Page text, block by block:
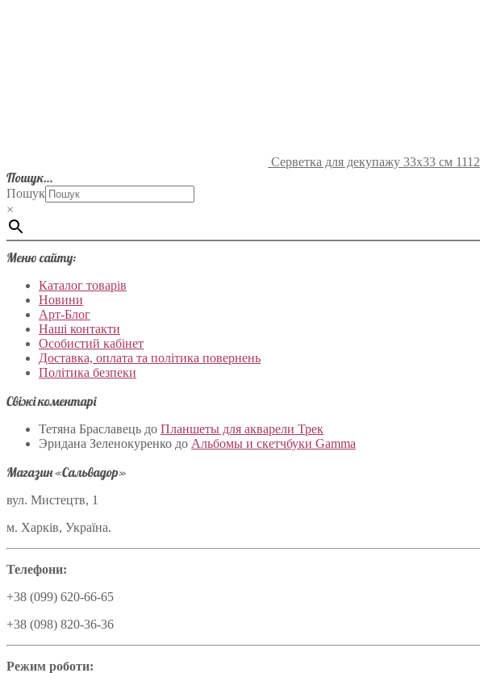
Серветка для декупажу 33х33 см 1112
Пошук…
Пошук
×
Меню сайту:
Каталог товарів
Новини
Арт-Блог
Наші контакти
Особистий кабінет
Доставка, оплата та політика повернень
Політика безпеки
Свіжі коментарі
Тетяна Браславець до Планшеты для акварели Трек
Эридана Зеленокуренко до Альбомы и скетчбуки Gamma
Магазин «Сальвадор»
вул. Мистецтв, 1
м. Харків, Україна.
Телефони:
+38 (099) 620-66-65
+38 (098) 820-36-36
Режим роботи: